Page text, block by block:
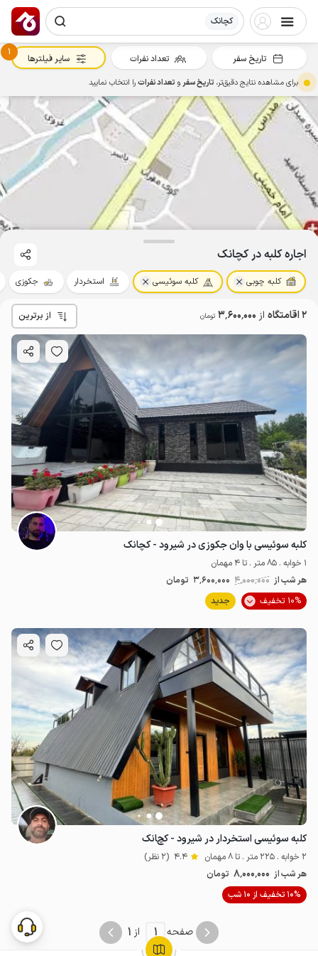
کچانک
8میلیون ت 4.4
اجاره کلبه در کچانک
کلبه چوبی کلبه سوئیسی استخردار جکوزی
2 اقامتگاه از 3٬600٬000 تومان از برترین
کلبه سوئیسی با وان جکوزی در شیرود - کچانک
1 خوابه . 85 متر . تا 4 مهمان
هر شب از 4٬000٬000 3٬600٬000 تومان
10% تخفیف
جدید
کلبه سوئیسی استخردار در شیرود - کچانک
2 خوابه . 225 متر . تا 8 مهمان 4.4 (2 نظر)
هر شب از 8٬000٬000 تومان
10% تخفیف از 10 شب
صفحه 1 از 1
تاریخ سفر تعداد نفرات
1
سایر فیلترها
برای مشاهده نتایج دقیق‌تر، تاریخ سفرو تعداد نفراترا انتخاب نمایید